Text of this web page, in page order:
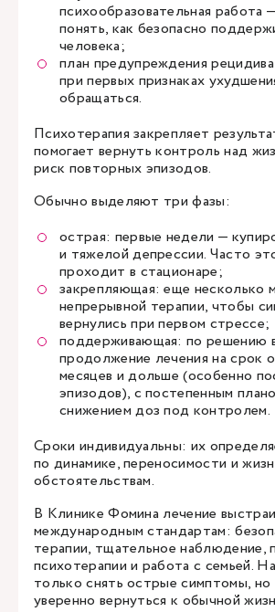
психообразовательная работа
понять, как безопасно
человека;
план предупреждения
при первых признаках
обращаться.
Психотерапия закрепляет
помогает вернуть контроль над
риск повторных эпизодов.
Обычно выделяют три фазы:
острая: первые недели —
и тяжелой депрессии. Часто
проходит в стационаре;
закрепляющая: еще несколько
непрерывной терапии, чтобы
вернулись при первом стрессе;
поддерживающая: по решению
продолжение лечения на срок
месяцев и дольше (особенно
эпизодов), с постепенным
снижением доз под контролем.
Сроки индивидуальны: их
по динамике, переносимости и
обстоятельствам.
В Клинике Фомина лечение
международным стандартам:
терапии, тщательное наблюдение,
психотерапии и работа с семьей.
только снять острые симптомы, но
уверенно вернуться к обычной